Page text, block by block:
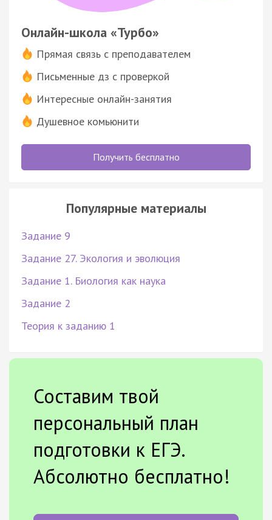
Онлайн-школа «Турбо»
Прямая связь с преподавателем
Письменные дз с проверкой
Интересные онлайн-занятия
Душевное комьюнити
Получить бесплатно
Популярные материалы
Задание 9
Задание 27. Экология и эволюция
Задание 1. Биология как наука
Задание 2
Теория к заданию 1
Составим твой
персональный план
подготовки к ЕГЭ.
Абсолютно бесплатно!